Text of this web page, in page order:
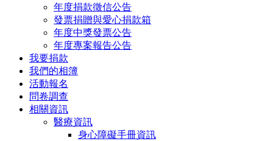
年度捐款徵信公告
發票捐贈與愛心捐款箱
年度中獎發票公告
年度專案報告公告
我要捐款
我們的相簿
活動報名
問卷調查
相關資訊
醫療資訊
身心障礙手冊資訊